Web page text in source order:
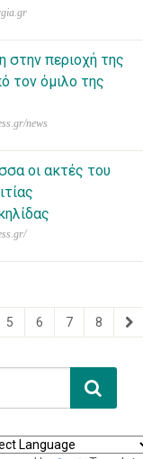
περιοχή της
τον όμιλο της
news
οι ακτές του
5 6 7 8